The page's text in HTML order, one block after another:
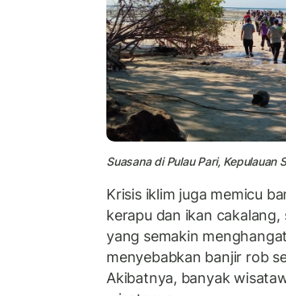
Suasana di Pulau Pari,
Krisis iklim juga memicu
kerapu dan ikan
yang semakin
menyebabkan banjir rob
Akibatnya, banyak